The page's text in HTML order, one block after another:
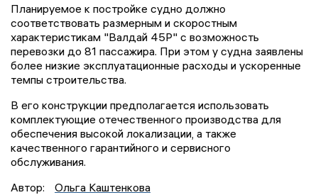
Планируемое к постройке судно должно
соответствовать размерным и скоростным
характеристикам "Валдай 45Р" с возможность
перевозки до 81 пассажира. При этом у судна заявлены
более низкие эксплуатационные расходы и ускоренные
темпы строительства.
В его конструкции предполагается использовать
комплектующие отечественного производства для
обеспечения высокой локализации, а также
качественного гарантийного и сервисного
обслуживания.
Автор:
Ольга Каштенкова